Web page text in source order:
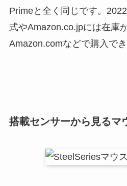
Primeと全く同じです。
式やAmazon.co.jpには在庫
Amazon.comなどで購入でき
搭載センサーから見るマ